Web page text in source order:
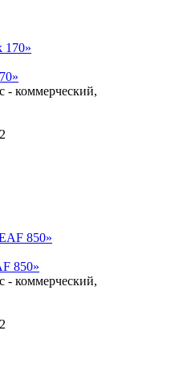
- коммерческий,
850»
- коммерческий,